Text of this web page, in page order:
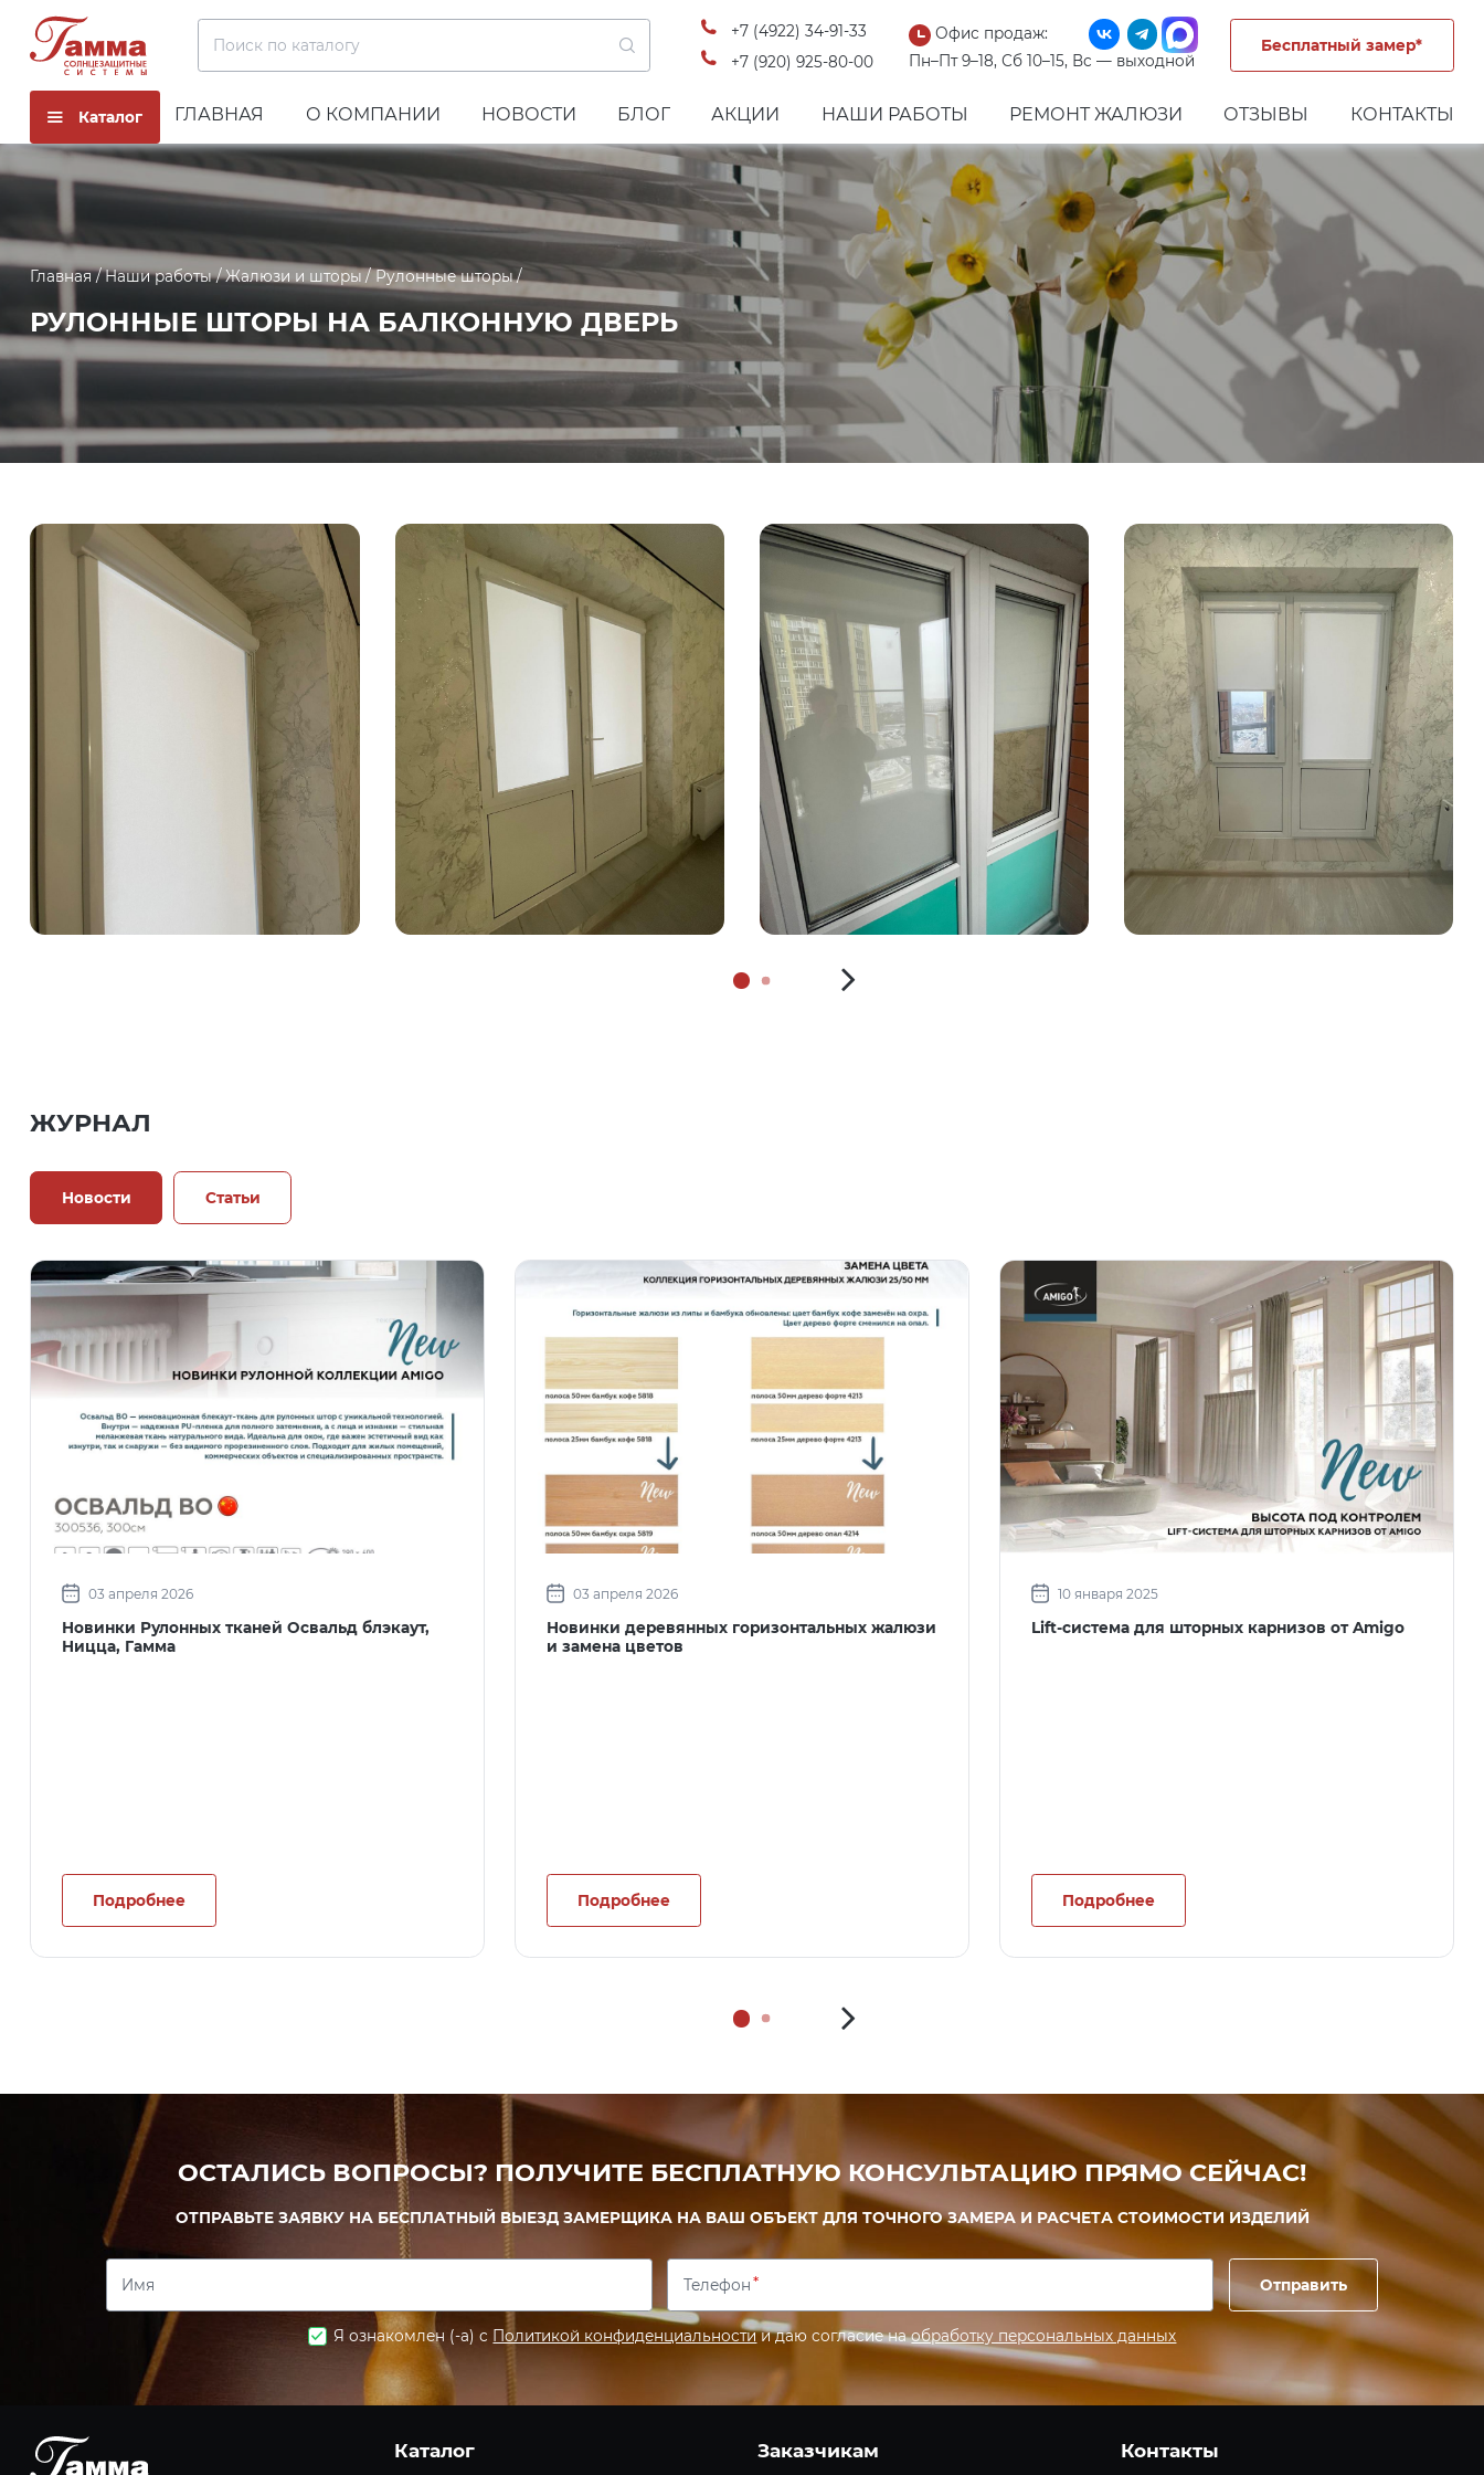
Поиск по каталогу
+7 (4922) 34-91-33
+7 (920) 925-80-00
Офис продаж:
Пн–Пт 9–18, Сб 10–15, Вс — выходной
Бесплатный замер*
Каталог ГЛАВНАЯ О КОМПАНИИ НОВОСТИ БЛОГ АКЦИИ НАШИ РАБОТЫ РЕМОНТ ЖАЛЮЗИ ОТЗЫВЫ КОНТАКТЫ
Главная Наши работы Жалюзи и шторы Рулонные шторы
РУЛОННЫЕ ШТОРЫ НА БАЛКОННУЮ ДВЕРЬ
ЖУРНАЛ
Новости Статьи
03 апреля 2026
Новинки Рулонных тканей Освальд блэкаут,
Ницца, Гамма
Подробнее
03 апреля 2026
Новинки деревянных горизонтальных жалюзи
и замена цветов
Подробнее
10 января 2025
Lift-система для шторных карнизов от Amigo
Подробнее
ОСТАЛИСЬ ВОПРОСЫ? ПОЛУЧИТЕ БЕСПЛАТНУЮ КОНСУЛЬТАЦИЮ ПРЯМО СЕЙЧАС!
ОТПРАВЬТЕ ЗАЯВКУ НА БЕСПЛАТНЫЙ ВЫЕЗД ЗАМЕРЩИКА НА ВАШ ОБЪЕКТ ДЛЯ ТОЧНОГО ЗАМЕРА И РАСЧЕТА СТОИМОСТИ ИЗДЕЛИЙ
Имя Телефон Отправить
Я ознакомлен (-а) с Политикой конфиденциальностии даю согласие наобработку персональных данных
Каталог Заказчикам Контакты